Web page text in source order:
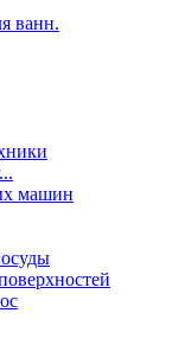
ванн.
машин